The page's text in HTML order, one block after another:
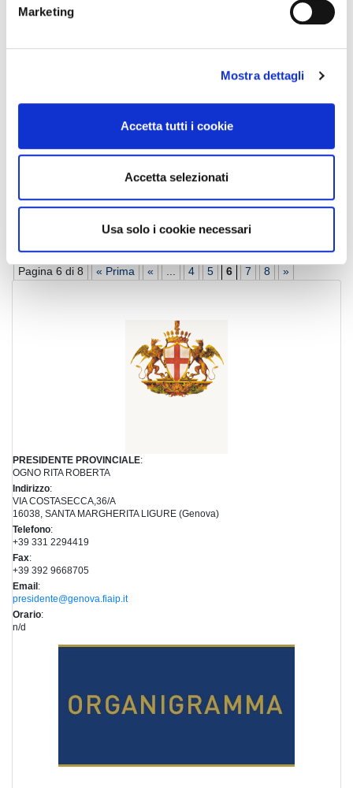
Marketing
Mostra dettagli
Accetta tutti i cookie
Accetta selezionati
Usa solo i cookie necessari
A TUTTI GLI ASSOCIATI FIAIP
il Consiglio Provinciale Fiaip
sulle testate “Attico” e “Corriere “Immobiliare” vengano
Leggi tutto
# Genova
Pagina 6 di 8 « Prima « ... 4 5 6 7 8 »
PRESIDENTE PROVINCIALE:
OGNO RITA ROBERTA
Indirizzo:
VIA COSTASECCA,36/A
16038, SANTA MARGHERITA LIGURE (Genova)
Telefono:
+39 331 2294419
Fax:
+39 392 9668705
Email :
presidente@genova.fiaip.it
Orario:
n/d